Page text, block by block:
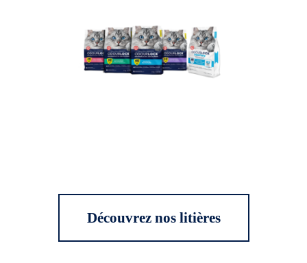
Découvrez nos litières